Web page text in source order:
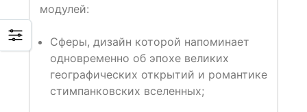
модулей:
Сферы, дизайн которой напоминает
одновременно об эпохе великих
географических открытий и романтике
стимпанковских вселенных;